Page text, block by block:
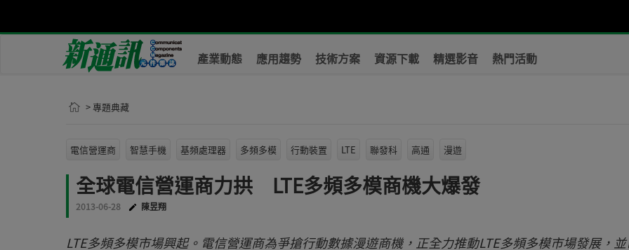
產業動態 應用趨勢 技術方案 資源下載 精選影音 熱門活動
> 專題典藏
電信營運商 智慧手機 基頻處理器 多頻多模 行動裝置 LTE 聯發科 高通 漫遊
全球電信營運商力拱 LTE多頻多模商機大爆發
2013-06-28 陳昱翔
LTE多頻多模市場興起。電信營運商為爭搶行動數據漫遊商機，正全力推動LTE多頻多模市場發展，